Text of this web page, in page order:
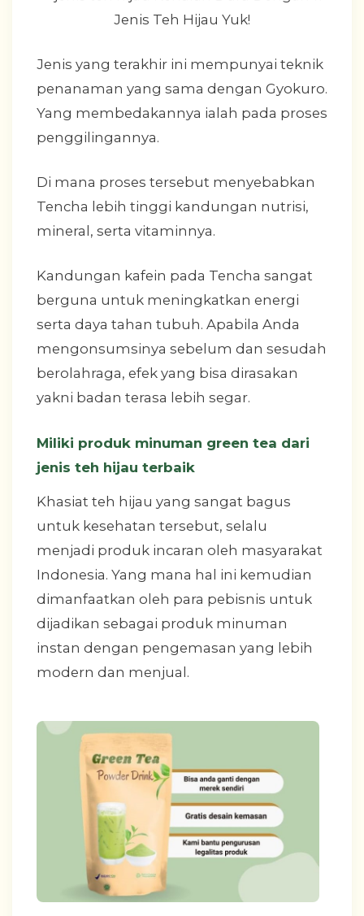
Jenis yang terakhir ini mempunyai teknik
penanaman yang sama dengan Gyokuro.
Yang membedakannya ialah pada proses
penggilingannya.
Di mana proses tersebut menyebabkan
Tencha lebih tinggi kandungan nutrisi,
mineral, serta vitaminnya.
Kandungan kafein pada Tencha sangat
berguna untuk meningkatkan energi
serta daya tahan tubuh. Apabila Anda
mengonsumsinya sebelum dan sesudah
berolahraga, efek yang bisa dirasakan
yakni badan terasa lebih segar.
Miliki produk minuman green tea dari
jenis teh hijau terbaik
Khasiat teh hijau yang sangat bagus
untuk kesehatan tersebut, selalu
menjadi produk incaran oleh masyarakat
Indonesia. Yang mana hal ini kemudian
dimanfaatkan oleh para pebisnis untuk
dijadikan sebagai produk minuman
instan dengan pengemasan yang lebih
modern dan menjual.